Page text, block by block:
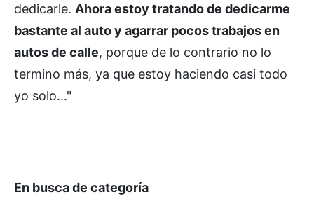
dedicarle. Ahora estoy tratando de dedicarme
bastante al auto y agarrar pocos trabajos en
autos de calle, porque de lo contrario no lo
termino más, ya que estoy haciendo casi todo
yo solo..."
En busca de categoría